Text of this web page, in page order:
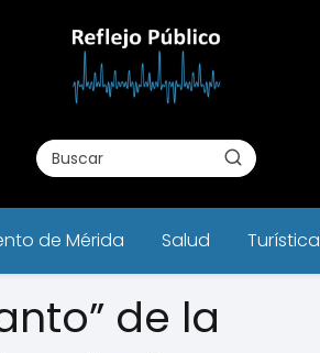
de Mérida Salud Turística
de la